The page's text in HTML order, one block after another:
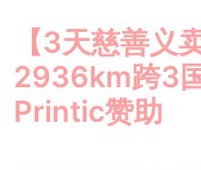
【3天慈善义
2936km跨3
Printic赞助